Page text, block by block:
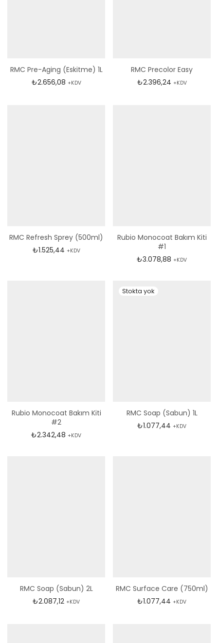
RMC Pre-Aging (Eskitme) 1L
₺2.656,08 +KDV
RMC Precolor Easy
₺2.396,24 +KDV
RMC Refresh Sprey (500ml)
₺1.525,44 +KDV
Rubio Monocoat Bakım Kiti
#1
₺3.078,88 +KDV
Rubio Monocoat Bakım Kiti
#2
₺2.342,48 +KDV
RMC Soap (Sabun) 1L
₺1.077,44 +KDV
RMC Soap (Sabun) 2L
₺2.087,12 +KDV
RMC Surface Care (750ml)
₺1.077,44 +KDV